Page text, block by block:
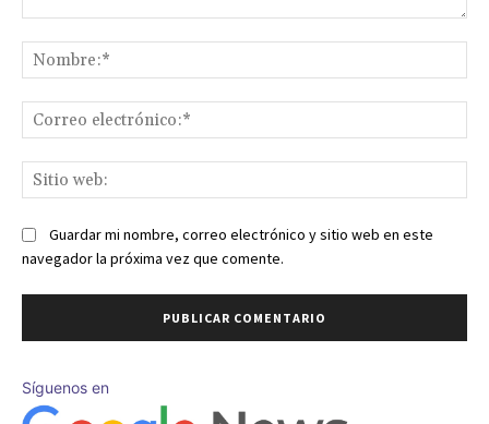
Guardar mi nombre, correo electrónico y sitio web en este
navegador la próxima vez que comente.
Síguenos en